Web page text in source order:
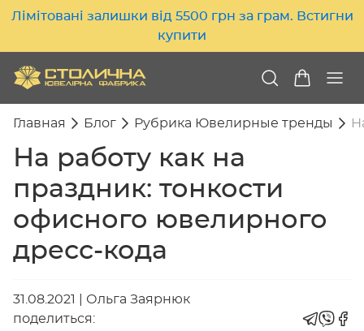
Лімітовані залишки від 5500 грн за грам. Встигни
купити
Главная Блог Рубрика Ювелирные тренды
На работу как на
праздник: тонкости
офисного ювелирного
дресс-кода
31.08.2021
Ольга Заярнюк
поделиться: